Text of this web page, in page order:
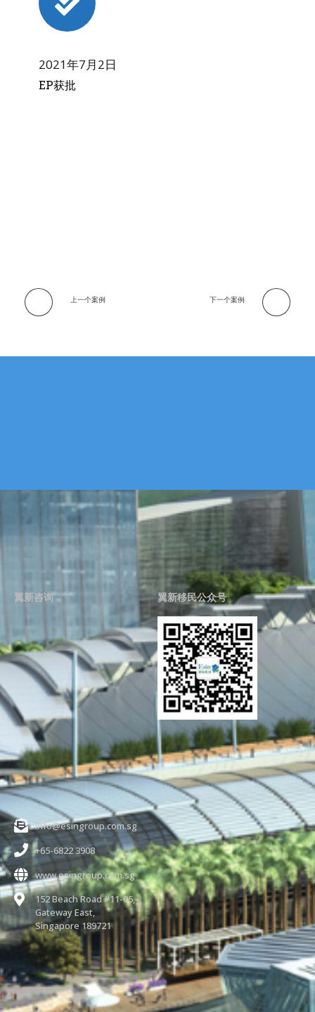
2021年7月2日
EP获批
上一个案例 下一个案例
联系我们
翼新咨询 翼新移民公众号
联系我们
info@esingroup.com.sg
+65-6822 3908
www.esingroup.com.sg
152 Beach Road #11-05,
Gateway East,
Singapore 189721
社交媒体